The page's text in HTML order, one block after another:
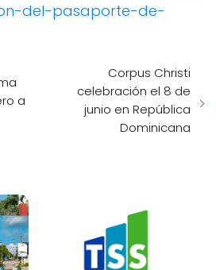
del-pasaporte-de-
a
Corpus Christi
celebración el 8 de
junio en República
Dominicana